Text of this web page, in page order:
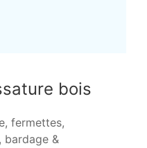
bois
fermettes,
bardage &